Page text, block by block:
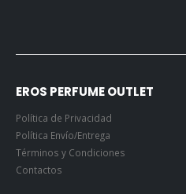
Política de Privacidad
Términos y Condiciones
Contactos
Historial de Pedidos